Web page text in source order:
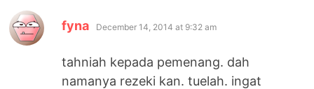
fyna says:
December 14, 2014 at 9:32 am
tahniah kepada pemenang. dah
namanya rezeki kan. tuelah. ingat